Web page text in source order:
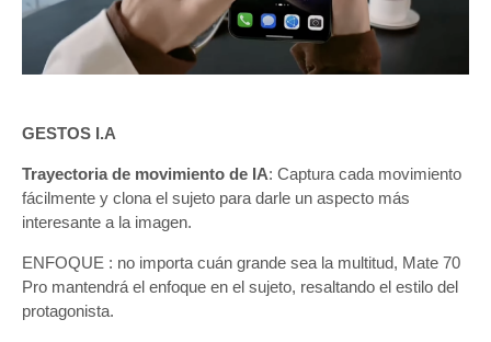
GESTOS I.A
Trayectoria de movimiento de IA: Captura cada movimiento
fácilmente y clona el sujeto para darle un aspecto más
interesante a la imagen.
ENFOQUE : no importa cuán grande sea la multitud, Mate 70
Pro mantendrá el enfoque en el sujeto, resaltando el estilo del
protagonista.